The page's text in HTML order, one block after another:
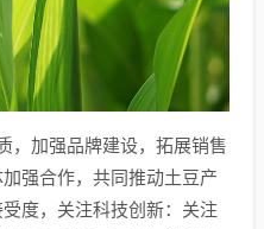
，加强品牌建设，拓展销售
强合作，共同推动土豆产
度，关注科技创新：关注